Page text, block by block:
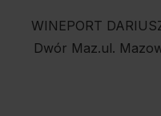
WINEPORT
Dwór Maz.ul.